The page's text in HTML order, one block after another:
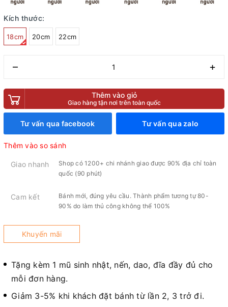
Kích thước:
18cm 20cm 22cm
– +
Thêm vào giỏ
Giao hàng tận nơi trên toàn quốc
Tư vấn qua facebook Tư vấn qua zalo
Thêm vào so sánh
Giao nhanh
Shop có 1200+ chi nhánh giao được 90% địa chỉ toàn
quốc (90 phút)
Cam kết
Bánh mới, đúng yêu cầu. Thành phẩm tương tự 80-
90% do làm thủ công không thể 100%
Khuyến mãi
Tặng kèm 1 mũ sinh nhật, nến, dao, đĩa đầy đủ cho
mỗi đơn hàng.
Giảm 3-5% khi khách đặt bánh từ lần 2, 3 trở đi.